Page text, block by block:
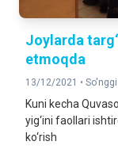
Joylarda
etmoqda
13/12/2021 •
Kuni kecha
yig‘ini faollari
ko‘rish